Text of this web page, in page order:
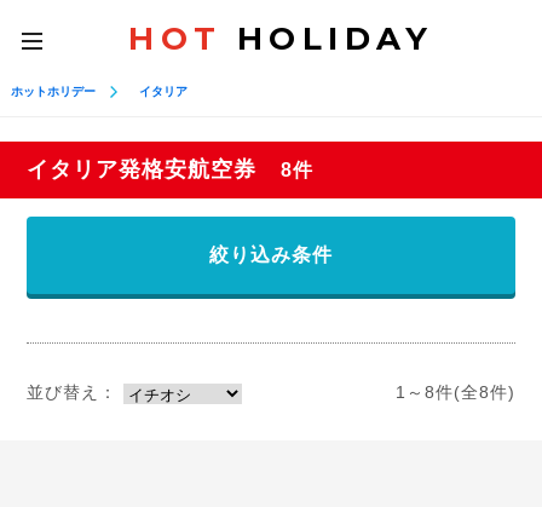
toggle
navigation
HOT HOLIDAY
ホットホリデー イタリア
イタリア発格安航空券 8件
絞り込み条件
並び替え： 1～8件(全8件)